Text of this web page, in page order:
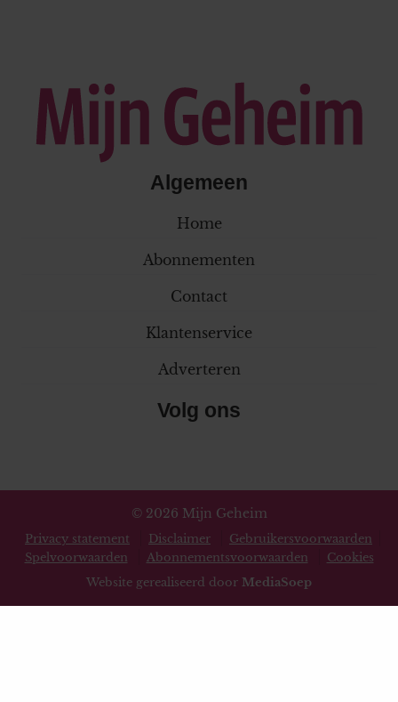
Algemeen
Home
Abonnementen
Contact
Klantenservice
Adverteren
Volg ons
© 2026 Mijn Geheim
Privacy statement Disclaimer
Gebruikersvoorwaarden
Spelvoorwaarden
Abonnementsvoorwaarden
Cookies
Website gerealiseerd door MediaSoep